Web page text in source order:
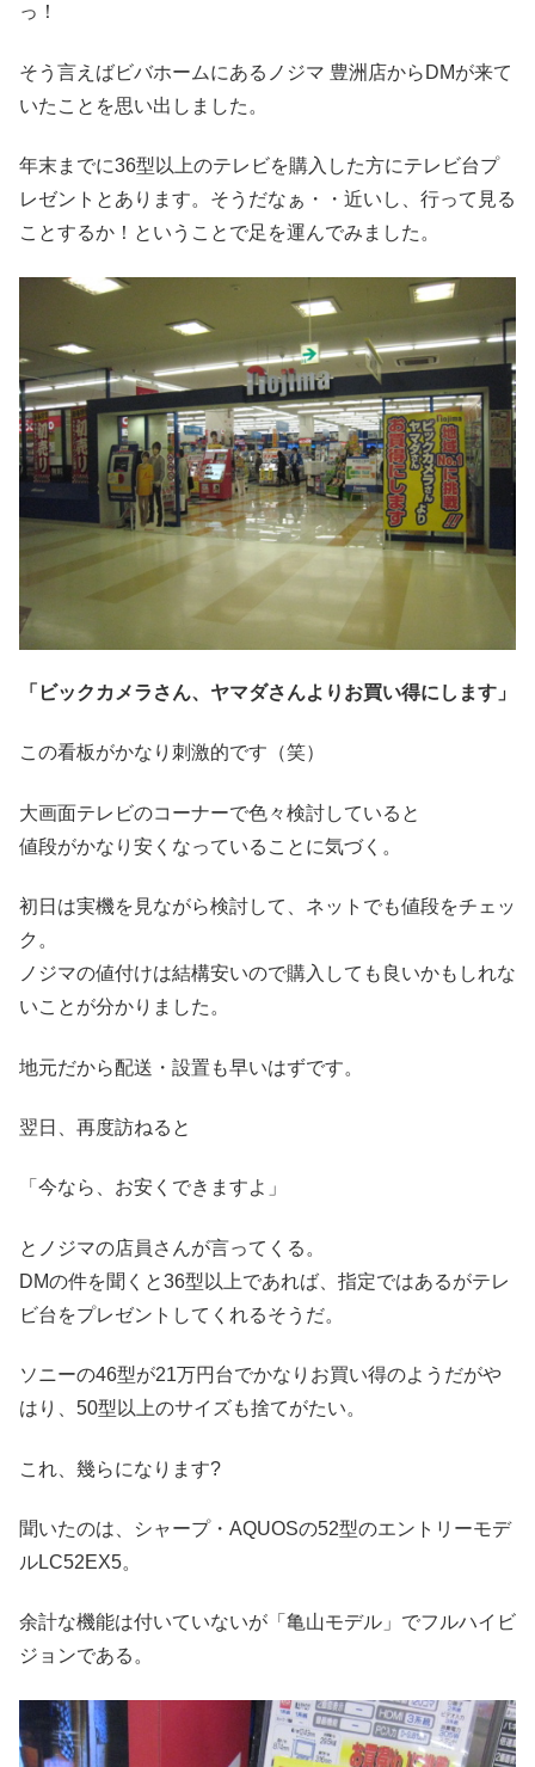
っ！
そう言えばビバホームにあるノジマ 豊洲店からDMが来て
いたことを思い出しました。
年末までに36型以上のテレビを購入した方にテレビ台プ
レゼントとあります。そうだなぁ・・近いし、行って見る
ことするか！ということで足を運んでみました。
「ビックカメラさん、ヤマダさんよりお買い得にします」
この看板がかなり刺激的です（笑）
大画面テレビのコーナーで色々検討していると
値段がかなり安くなっていることに気づく。
初日は実機を見ながら検討して、ネットでも値段をチェッ
ク。
ノジマの値付けは結構安いので購入しても良いかもしれな
いことが分かりました。
地元だから配送・設置も早いはずです。
翌日、再度訪ねると
「今なら、お安くできますよ」
とノジマの店員さんが言ってくる。
DMの件を聞くと36型以上であれば、指定ではあるがテレ
ビ台をプレゼントしてくれるそうだ。
ソニーの46型が21万円台でかなりお買い得のようだがや
はり、50型以上のサイズも捨てがたい。
これ、幾らになります?
聞いたのは、シャープ・AQUOSの52型のエントリーモデ
ルLC52EX5。
余計な機能は付いていないが「亀山モデル」でフルハイビ
ジョンである。